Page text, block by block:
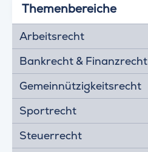
Themenbereiche
Arbeitsrecht
Bankrecht & Finanzrecht
Gemeinnützigkeitsrecht
Sportrecht
Steuerrecht